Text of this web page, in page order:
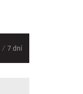
/ 7 dní